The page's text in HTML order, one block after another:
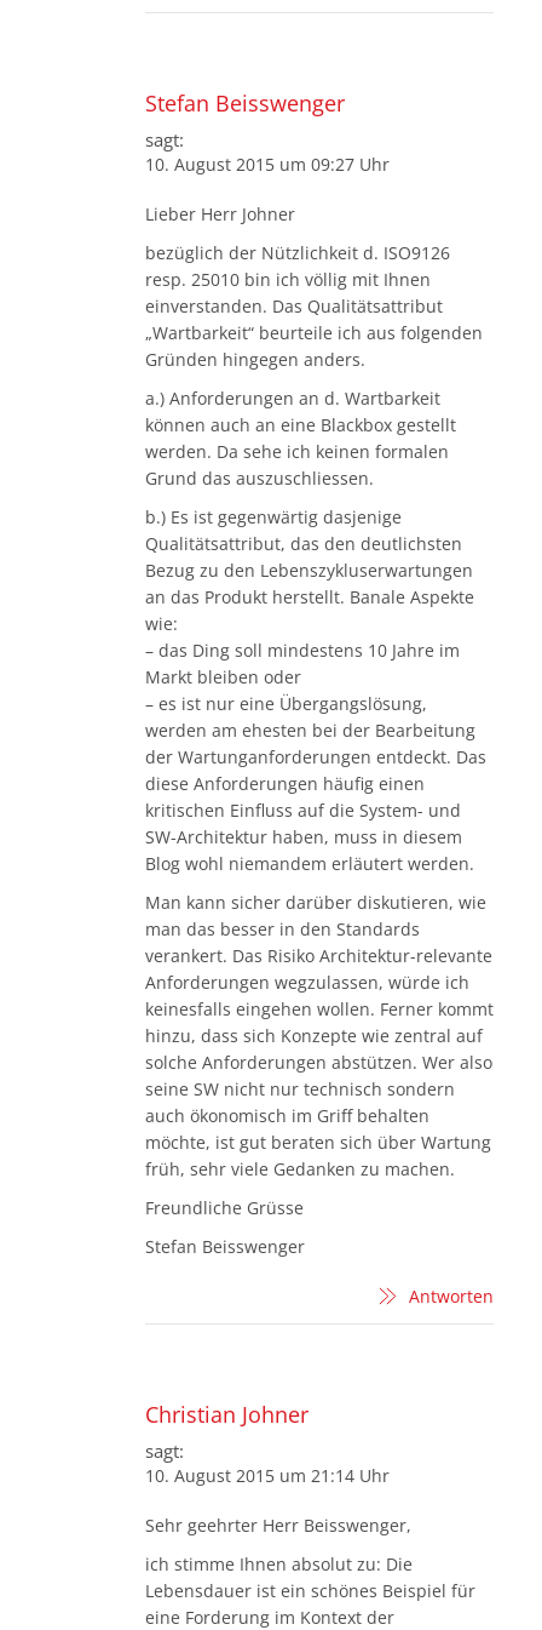
Stefan Beisswenger
sagt:
10. August 2015 um 09:27 Uhr
Lieber Herr Johner
bezüglich der Nützlichkeit d. ISO9126
resp. 25010 bin ich völlig mit Ihnen
einverstanden. Das Qualitätsattribut
„Wartbarkeit“ beurteile ich aus folgenden
Gründen hingegen anders.
a.) Anforderungen an d. Wartbarkeit
können auch an eine Blackbox gestellt
werden. Da sehe ich keinen formalen
Grund das auszuschliessen.
b.) Es ist gegenwärtig dasjenige
Qualitätsattribut, das den deutlichsten
Bezug zu den Lebenszykluserwartungen
an das Produkt herstellt. Banale Aspekte
wie:
– das Ding soll mindestens 10 Jahre im
Markt bleiben oder
– es ist nur eine Übergangslösung,
werden am ehesten bei der Bearbeitung
der Wartunganforderungen entdeckt. Das
diese Anforderungen häufig einen
kritischen Einfluss auf die System- und
SW-Architektur haben, muss in diesem
Blog wohl niemandem erläutert werden.
Man kann sicher darüber diskutieren, wie
man das besser in den Standards
verankert. Das Risiko Architektur-relevante
Anforderungen wegzulassen, würde ich
keinesfalls eingehen wollen. Ferner kommt
hinzu, dass sich Konzepte wie zentral auf
solche Anforderungen abstützen. Wer also
seine SW nicht nur technisch sondern
auch ökonomisch im Griff behalten
möchte, ist gut beraten sich über Wartung
früh, sehr viele Gedanken zu machen.
Freundliche Grüsse
Stefan Beisswenger
Antworten
Christian Johner
sagt:
10. August 2015 um 21:14 Uhr
Sehr geehrter Herr Beisswenger,
ich stimme Ihnen absolut zu: Die
Lebensdauer ist ein schönes Beispiel für
eine Forderung im Kontext der